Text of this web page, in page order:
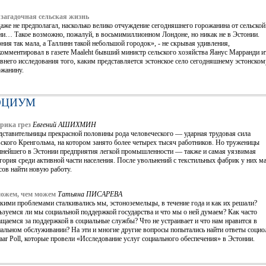
сельская жизнь
не предполагал, насколько велико отчуждение сегодняшнего горожанина от сельской
Такое возможно, пожалуй, в восьмимиллионном Лондоне, но никак не в Эстонии.
так мала, а Таллинн такой небольшой городок», - не скрывая удивления,
в газете Maaleht бывший министр сельского хозяйства Яанус Марранди
исследования того, каким представляется эстонское село сегодняшнему
грез Евгений АШИХМИН
прекрасной половины рода человеческого — ударная трудовая сила
Кренгольма, на котором занято более четырех тысяч работников. Но труженицы
в Эстонии предприятия легкой промышленности — также и самая уязвимая
среди активной части населения. После увольнений с текстильных фабрик у них
найти новую работу.
чем можем Татьяна ПИСАРЕВА
проблемами сталкивались мы, эстоноземельцы, в течение года и как их решали?
ли мы социальной поддержкой государства и что мы о ней думаем? Как часто
за поддержкой в социальные службы? Что не устраивает и что нам нравится в
обслуживании? На эти и многие другие вопросы попытались найти ответы
Poll, которые провели «Исследование услуг социального обеспечения» в Эстонии.